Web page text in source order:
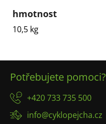
hmotnost
10,5 kg
Potřebujete pomoci?
+420 733 735 500
info@cyklopejcha.cz